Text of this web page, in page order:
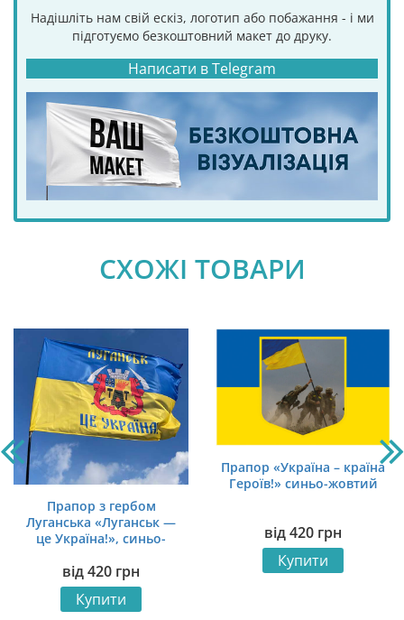
Надішліть нам свій ескіз, логотип або побажання - і ми
підготуємо безкоштовний макет до друку.
Написати в Telegram
СХОЖІ ТОВАРИ
Прапор з гербом
Луганська «Луганськ —
це Україна!», синьо-
від420 грн
Купити
Прапор «Україна – країна
Героїв!» синьо-жовтий
від420 грн
Купити